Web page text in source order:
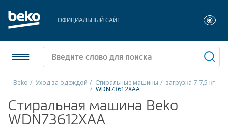
ОФИЦИАЛЬНЫЙ САЙТ
Холодильники и морозильники
Стиральные и сушильные машины
Beko Уход за одеждой Стиральные машины загрузка 7-7,5 кг
WDN73612XAA
Стиральная машина Beko
WDN73612XAA